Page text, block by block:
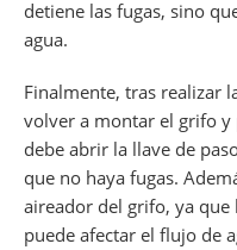
detiene las fugas, sino
agua.
Finalmente, tras realizar
volver a montar el grifo
debe abrir la llave de
que no haya fugas.
aireador del grifo, ya
puede afectar el flujo de